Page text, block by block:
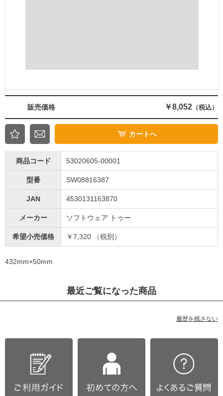
販売価格 ￥8,052 （税込）
カートへ
商品コード 53020605-00001
型番 SW08816387
JAN 4530131163870
メーカー ソフトウェア トゥー
希望小売価格 ￥7,320 （税別）
432mm×50mm
最近ご覧になった商品
履歴を残さない